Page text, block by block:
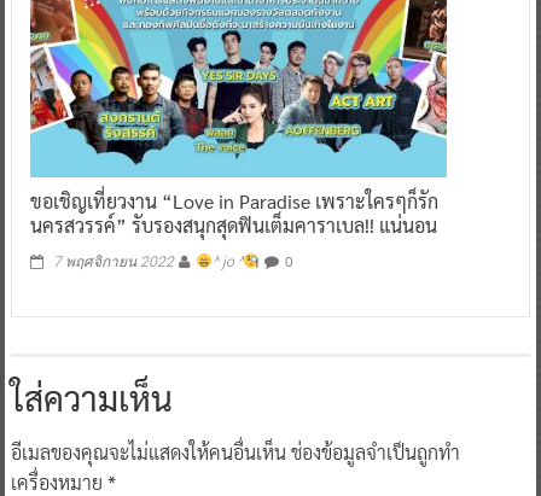
ขอเชิญเที่ยวงาน “Love in Paradise เพราะใครๆก็รัก
นครสวรรค์” รับรองสนุกสุดฟินเต็มคาราเบล!! แน่นอน
7 พฤศจิกายน 2022 ^ jo ^ 0
ใส่ความเห็น
อีเมลของคุณจะไม่แสดงให้คนอื่นเห็นช่องข้อมูลจำเป็นถูกทำ
เครื่องหมาย *